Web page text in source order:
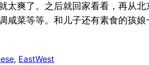
太爽了。之后就回家看看，再从
咸菜等等。和儿子还有素食的孩
, EastWest